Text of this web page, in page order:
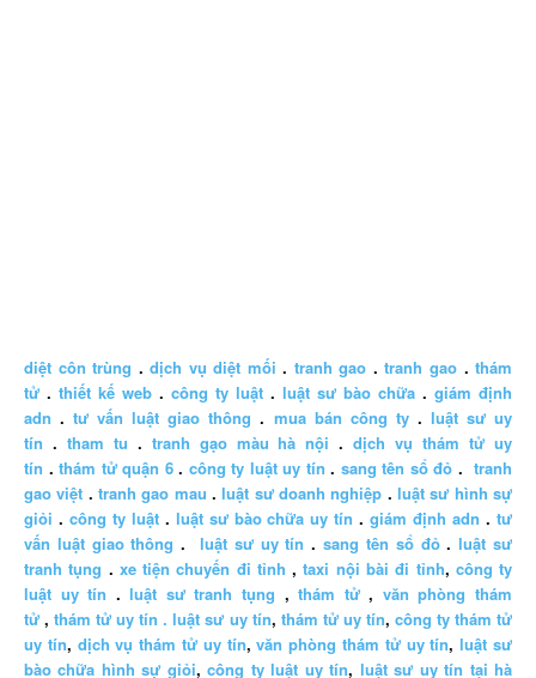
diệt côn trùng .dịch vụ diệt mối . tranh gao .tranh gao .thám
tử . thiết kế web . công ty luật . luật sư bào chữa . giám định
adn .tư vấn luật giao thông . mua bán công ty. luật sư uy
tín . tham tu . tranh gạo màu hà nội .dịch vụ thám tử uy
tín .thám tử quận 6. công ty luật uy tín . sang tên sổ đỏ .tranh
gao việt .tranh gao mau .luật sư doanh nghiệp .luật sư hình sự
giỏi . công ty luật. luật sư bào chữa uy tín .giám định adn .tư
vấn luật giao thông . luật sư uy tín .sang tên sổ đỏ.luật sư
tranh tụng . xe tiện chuyến đi tỉnh ,taxi nội bài đi tỉnh, công ty
luật uy tín .luật sư tranh tụng ,thám tử, văn phòng thám
tử ,thám tử uy tín . luật sư uy tín, thám tử uy tín, công ty thám tử
uy tín, dịch vụ thám tử uy tín,văn phòng thám tử uy tín,luật sư
bào chữa hình sự giỏi,công ty luật uy tín, luật sư uy tín tại hà